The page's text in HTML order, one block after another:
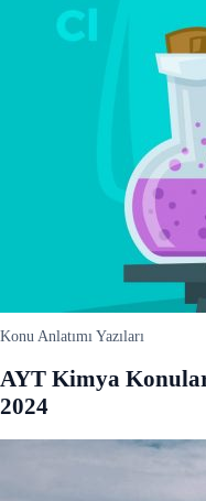
Konu Anlatımı Yazıları
AYT Kimya
2024